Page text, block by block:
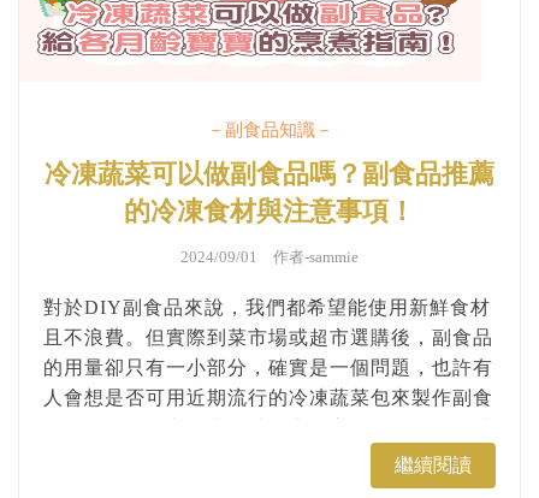
－副食品知識－
冷凍蔬菜可以做副食品嗎？副食品推薦
的冷凍食材與注意事項！
2024/09/01 作者-sammie
對於DIY副食品來說，我們都希望能使用新鮮食材
且不浪費。但實際到菜市場或超市選購後，副食品
的用量卻只有一小部分，確實是一個問題，也許有
人會想是否可用近期流行的冷凍蔬菜包來製作副食
來製作副食品。本篇將介紹冷凍蔬菜的副食品推薦
繼續閱讀